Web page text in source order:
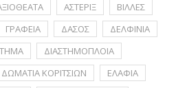
ΑΣΤΕΡΙΞ
ΒΙΛΛΕΣ
ΓΡΑΦΕΙΑ ΔΑΣΟΣ
ΔΕΛΦΙΝΙΑ
ΔΙΑΣΤΗΜΟΠΛΟΙΑ
ΔΩΜΑΤΙΑ ΚΟΡΙΤΣΙΩΝ
ΕΛΑΦΙΑ